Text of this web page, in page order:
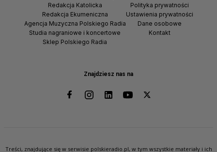
Znajdziesz nas na
Redakcja Katolicka
Redakcja Ekumeniczna
Agencja Muzyczna Polskiego Radia
Studia nagraniowe i koncertowe
Sklep Polskiego Radia
Polityka prywatności
Ustawienia prywatności
Dane osobowe
Kontakt
Treści, znajdujące się w serwisie polskieradio.pl, w tym wszystkie materiały i ich